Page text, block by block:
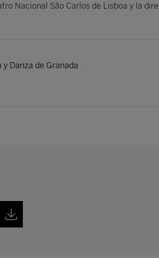
Nacional São Carlos de Lisboa y la
Danza de Granada